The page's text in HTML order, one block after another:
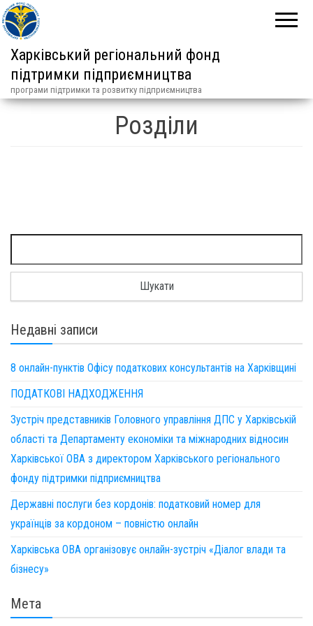
Харківський регіональний фонд
підтримки підприємництва
програми підтримки та розвитку підприємництва
Розділи
Недавні записи
8 онлайн-пунктів Офісу податкових консультантів на Харківщині
ПОДАТКОВІ НАДХОДЖЕННЯ
Зустріч представників Головного управління ДПС у Харківській
області та Департаменту економіки та міжнародних відносин
Харківської ОВА з директором Харківського регіонального
фонду підтримки підприємництва
Державні послуги без кордонів: податковий номер для
українців за кордоном – повністю онлайн
Харківська ОВА організовує онлайн-зустріч «Діалог влади та
бізнесу»
Мета